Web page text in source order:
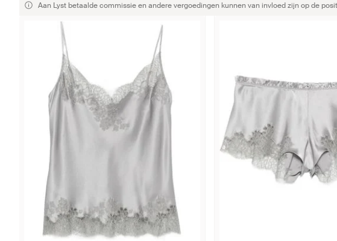
Aan Lyst betaalde commissie en andere vergoedingen kunnen van invloed zijn op de